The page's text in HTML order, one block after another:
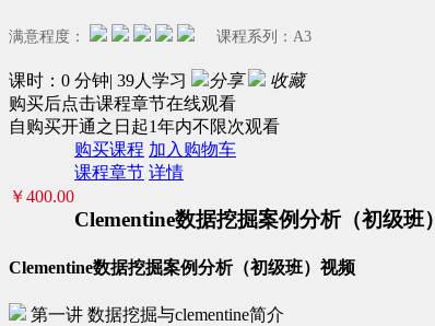
满意程度： 课程系列： A3
课时：0 分钟| 39人学习 分享
收藏
购买后点击课程章节在线观看
自购买开通之日起1年内不限次观看
￥400.00
购买课程 加入购物车
课程章节 详情
Clementine数据挖掘案例分析（初级班）
Clementine数据挖掘案例分析（初级班）视频
第一讲 数据挖掘与clementine简介